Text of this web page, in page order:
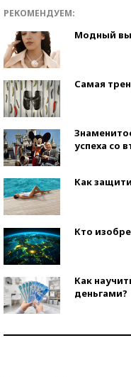
РЕКОМЕНДУЕМ:
Модный
Самая
успеха со
Как
Кто
Как
деньгами?